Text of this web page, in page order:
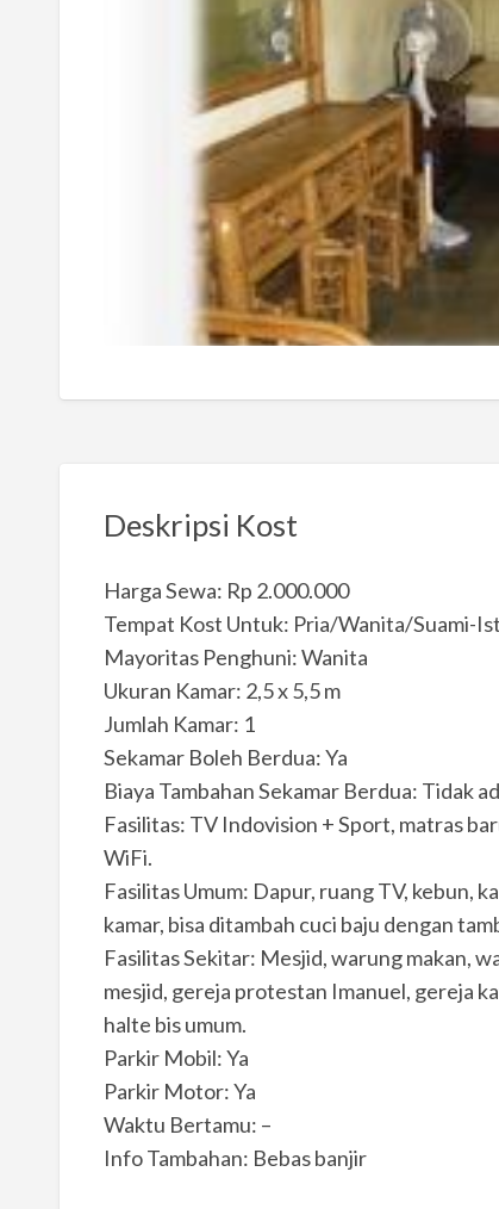
Deskripsi Kost
Harga Sewa: Rp 2.000.000
Tempat Kost Untuk: Pria/Wanita/Suami-
Mayoritas Penghuni: Wanita
Ukuran Kamar: 2,5 x 5,5 m
Jumlah Kamar: 1
Sekamar Boleh Berdua: Ya
Biaya Tambahan Sekamar Berdua: Tidak
Fasilitas: TV Indovision + Sport, matras
WiFi.
Fasilitas Umum: Dapur, ruang TV, kebun,
kamar, bisa ditambah cuci baju dengan
Fasilitas Sekitar: Mesjid, warung makan,
mesjid, gereja protestan Imanuel, gereja
halte bis umum.
Parkir Mobil: Ya
Parkir Motor: Ya
Waktu Bertamu: –
Info Tambahan: Bebas banjir